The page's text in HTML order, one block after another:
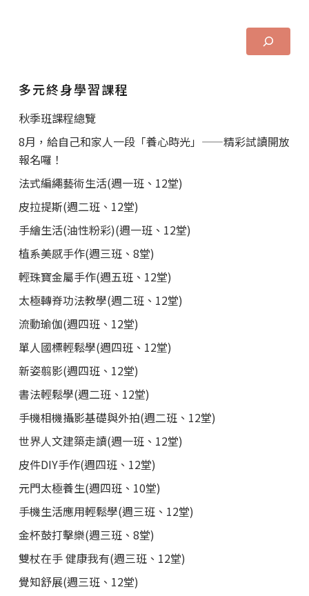
多元終身學習課程
秋季班課程總覽
8月，給自己和家人一段「養心時光」——精彩試讀開放
報名囉！
法式編繩藝術生活(週一班、12堂)
皮拉提斯(週二班、12堂)
手繪生活(油性粉彩)(週一班、12堂)
植系美感手作(週三班、8堂)
輕珠寶金屬手作(週五班、12堂)
太極轉脊功法教學(週二班、12堂)
流動瑜伽(週四班、12堂)
單人國標輕鬆學(週四班、12堂)
新姿翦影(週四班、12堂)
書法輕鬆學(週二班、12堂)
手機相機攝影基礎與外拍(週二班、12堂)
世界人文建築走讀(週一班、12堂)
皮件DIY手作(週四班、12堂)
元門太極養生(週四班、10堂)
手機生活應用輕鬆學(週三班、12堂)
金杯鼓打擊樂(週三班、8堂)
雙杖在手 健康我有(週三班、12堂)
覺知舒展(週三班、12堂)